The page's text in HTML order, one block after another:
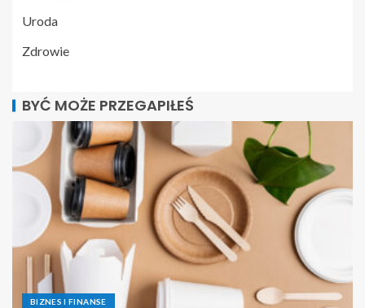
Uroda
Zdrowie
BYĆ MOŻE PRZEGAPIŁEŚ
BIZNES I FINANSE